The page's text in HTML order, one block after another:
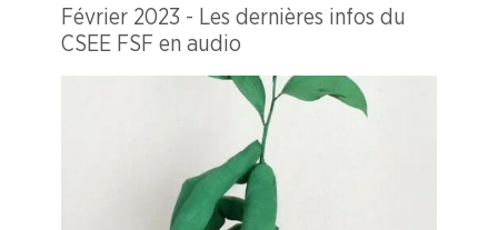
Février 2023 - Les dernières infos du
CSEE FSF en audio